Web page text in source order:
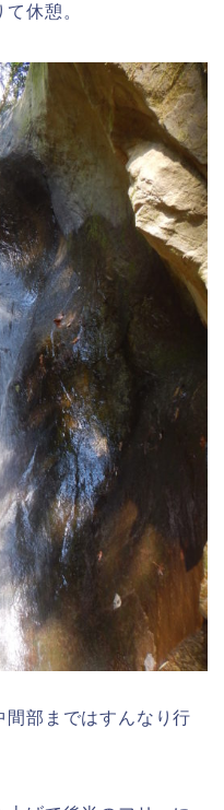
休憩。
間部まではすんなり行